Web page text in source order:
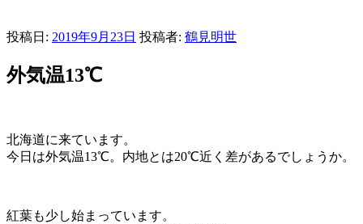
投稿日: 2019年9月23日 投稿者: 鶴見明世
外気温13℃
北海道に来ています。
今日は外気温13℃。内地とは20℃近く差があるでしょうか。
紅葉も少し始まっています。